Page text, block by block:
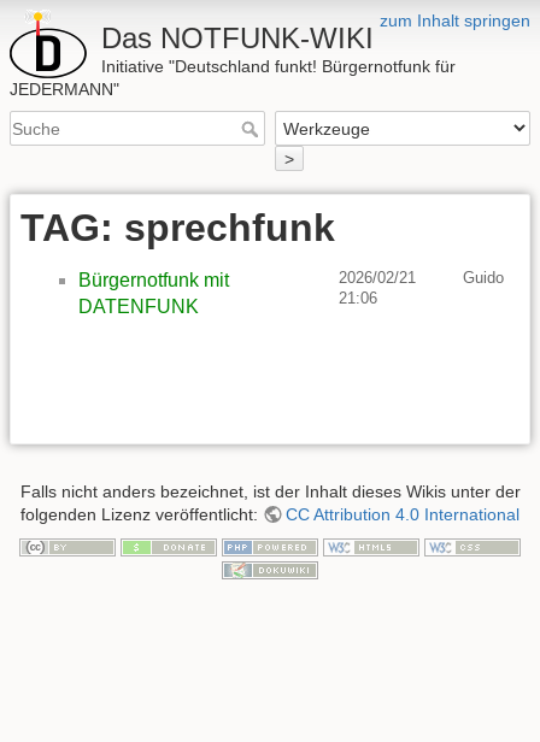
zum Inhalt springen
Das NOTFUNK-WIKI
Initiative "Deutschland funkt! Bürgernotfunk für
JEDERMANN"
>
TAG: sprechfunk
Bürgernotfunk mit
DATENFUNK
2026/02/21
21:06
Guido
Falls nicht anders bezeichnet, ist der Inhalt dieses Wikis unter der
folgenden Lizenz veröffentlicht:
CC Attribution 4.0 International